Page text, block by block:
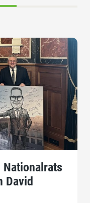
Nationalrats
David